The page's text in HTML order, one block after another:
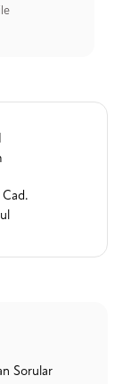
ile
Sorular